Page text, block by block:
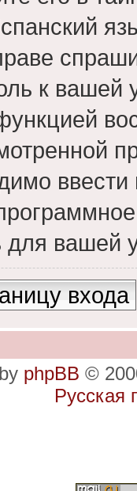
к вашей
вашей
входа
phpBB ©
Русская